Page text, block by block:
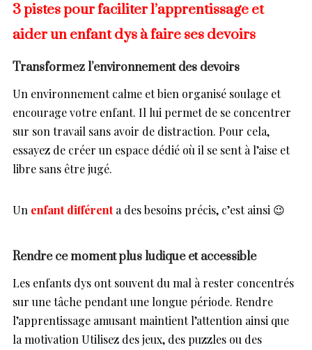
3 pistes pour faciliter l’apprentissage et
aider un enfant dys à faire ses devoirs
Transformez l’environnement des devoirs
Un environnement calme et bien organisé soulage et
encourage votre enfant. Il lui permet de se concentrer
sur son travail sans avoir de distraction. Pour cela,
essayez de créer un espace dédié où il se sent à l’aise et
libre sans être jugé.
Un enfant différenta des besoins précis, c’est ainsi 😉
Rendre ce moment plus ludique et accessible
Les enfants dys ont souvent du mal à rester concentrés
sur une tâche pendant une longue période. Rendre
l’apprentissage amusant maintient l’attention ainsi que
la motivation Utilisez des jeux, des puzzles ou des